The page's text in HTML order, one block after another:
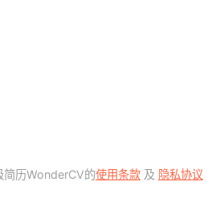
简历WonderCV的使用条款及 隐私协议